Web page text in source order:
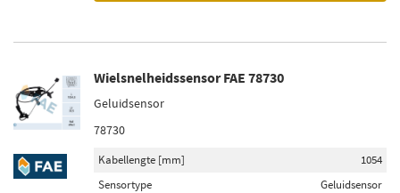
Wielsnelheidssensor FAE 78730
Geluidsensor
78730
Kabellengte [mm]
1054
Sensortype
Geluidsensor